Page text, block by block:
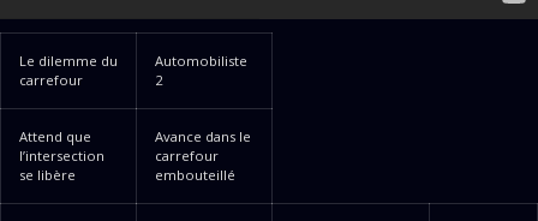
Le dilemme du
carrefour
Automobiliste
2
Attend que
l’intersection
se libère
Avance dans le
carrefour
embouteillé